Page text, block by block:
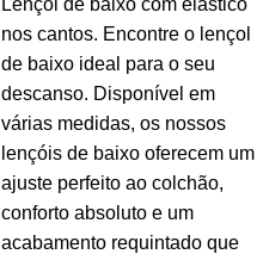
Lençol de baixo com elástico
nos cantos. Encontre o lençol
de baixo ideal para o seu
descanso. Disponível em
várias medidas, os nossos
lençóis de baixo oferecem um
ajuste perfeito ao colchão,
conforto absoluto e um
acabamento requintado que